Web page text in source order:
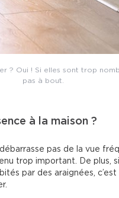
? Oui ! Si elles sont trop
pas à bout.
à la maison ?
pas de la vue
trop important. De plus,
par des araignées,